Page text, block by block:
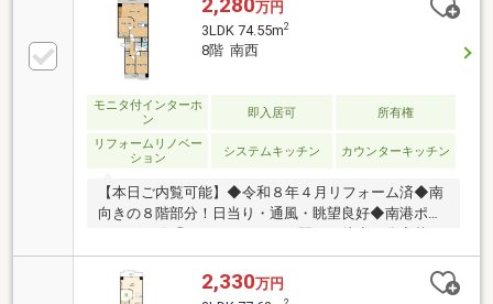
2,280万円
3LDK 74.55m2
8階 南西
モニタ付インターホ
ン
即入居可 所有権
リフォームリノベー
ション
システムキッチン カウンターキッチン
【本日ご内覧可能】◆令和８年４月リフォーム済◆南
向きの８階部分！日当り・通風・眺望良好◆南港ポー
しやすい３ＬＤＫ□空き家につきいつでも内覧可能
2,330万円